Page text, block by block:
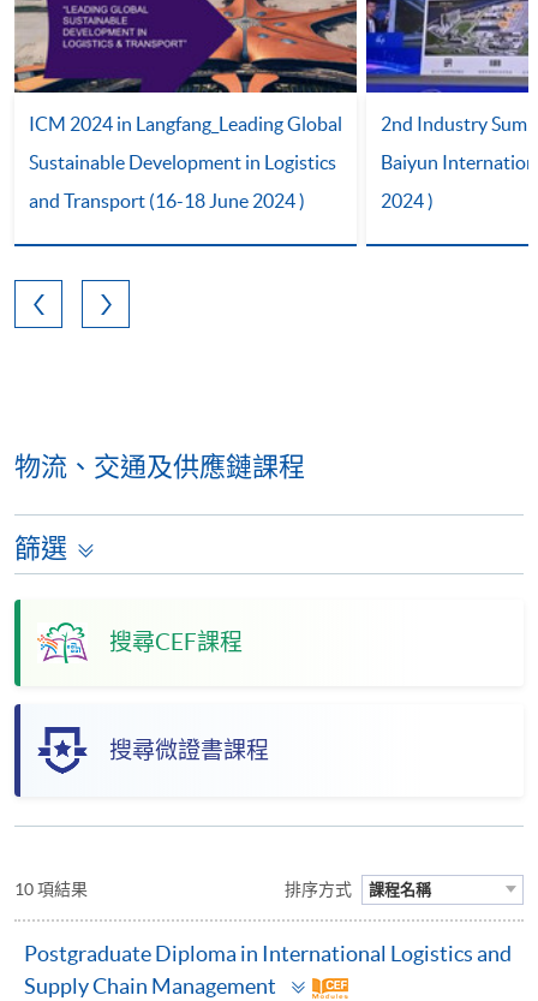
ICM 2024 in Langfang_Leading Global
Sustainable Development in Logistics
and Transport (16-18 June 2024 )
2nd Industry
Baiyun
2024 )
物流、交通及供應鏈課程
篩選
搜尋CEF課程
搜尋微證書課程
10 項結果 排序方式 課程名稱
Postgraduate Diploma in International Logistics and
Supply Chain Management
Toggle